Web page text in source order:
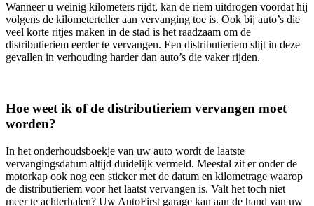
Wanneer u weinig kilometers rijdt, kan de riem uitdrogen voordat hij
volgens de kilometerteller aan vervanging toe is. Ook bij auto’s die
veel korte ritjes maken in de stad is het raadzaam om de
distributieriem eerder te vervangen. Een distributieriem slijt in deze
gevallen in verhouding harder dan auto’s die vaker rijden.
Hoe weet ik of de distributieriem vervangen moet
worden?
In het onderhoudsboekje van uw auto wordt de laatste
vervangingsdatum altijd duidelijk vermeld. Meestal zit er onder de
motorkap ook nog een sticker met de datum en kilometrage waarop
de distributieriem voor het laatst vervangen is. Valt het toch niet
meer te achterhalen? Uw AutoFirst garage kan aan de hand van uw